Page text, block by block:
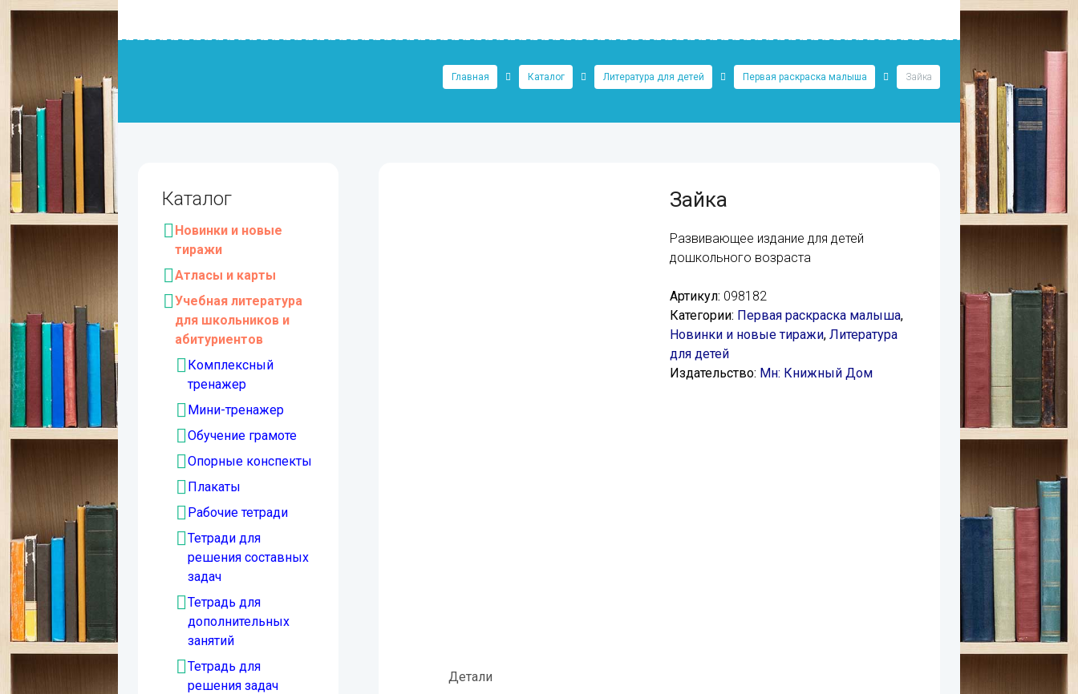
Главная Каталог Литература для детей Первая раскраска малыша Зайка
Зайка
Развивающее издание для детей
дошкольного возраста
Артикул: 098182
Категории: Первая раскраска малыша,
Новинки и новые тиражи, Литература
для детей
Издательство: Мн: Книжный Дом
Детали
Каталог
Новинки и новые
тиражи
Атласы и карты
Учебная литература
для школьников и
абитуриентов
Комплексный
тренажер
Мини-тренажер
Обучение грамоте
Опорные конспекты
Плакаты
Рабочие тетради
Тетради для
решения составных
задач
Тетрадь для
дополнительных
занятий
Тетрадь для
решения задач